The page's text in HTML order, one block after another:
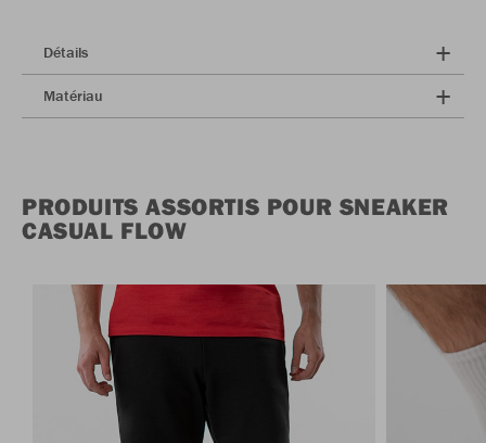
Détails
Matériau
PRODUITS ASSORTIS POUR SNEAKER
CASUAL FLOW